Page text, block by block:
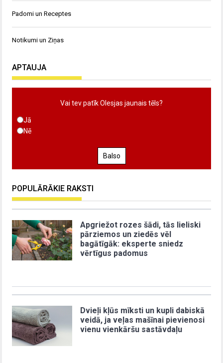
Padomi un Receptes
Notikumi un Ziņas
APTAUJA
Vai tev patīk Olesjas jaunais tēls?
Jā
Nē
Balso
POPULĀRĀKIE RAKSTI
Apgriežot rozes šādi, tās lieliski
pārziemos un ziedēs vēl
bagātīgāk: eksperte sniedz
vērtīgus padomus
Dvieļi kļūs mīksti un kupli dabiskā
veidā, ja veļas mašīnai pievienosi
vienu vienkāršu sastāvdaļu